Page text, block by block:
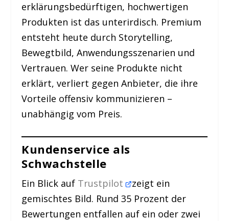
erklärungsbedürftigen, hochwertigen
Produkten ist das unterirdisch. Premium
entsteht heute durch Storytelling,
Bewegtbild, Anwendungsszenarien und
Vertrauen. Wer seine Produkte nicht
erklärt, verliert gegen Anbieter, die ihre
Vorteile offensiv kommunizieren –
unabhängig vom Preis.
Kundenservice als
Schwachstelle
Ein Blick auf Trustpilot zeigt ein
gemischtes Bild. Rund 35 Prozent der
Bewertungen entfallen auf ein oder zwei